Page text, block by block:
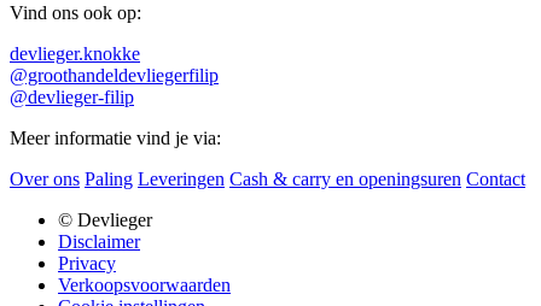
Vind ons ook op:
devlieger.knokke
@groothandeldevliegerfilip
@devlieger-filip
Meer informatie vind je via:
Over ons Paling Leveringen Cash & carry en openingsuren Contact
© Devlieger
Disclaimer
Privacy
Verkoopsvoorwaarden